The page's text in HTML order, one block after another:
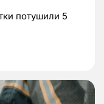
потушили 5